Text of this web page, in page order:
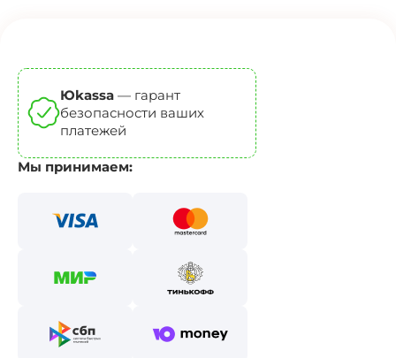
Юkassa — гарант
безопасности ваших
платежей
Мы принимаем: